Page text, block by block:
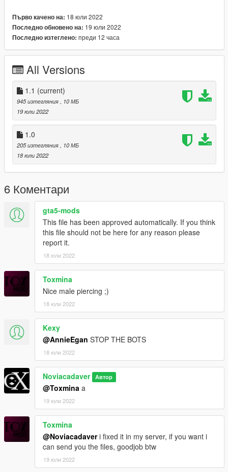
Първо качено на: 18 юли 2022
Последно обновено на: 19 юли 2022
Последно изтеглено: преди 12 часа
All Versions
1.1 (current)
945 изтегляния
, 10 МБ
19 юли 2022
1.0
205 изтегляния
, 10 МБ
18 юли 2022
6 Коментари
gta5-mods
This file has been approved automatically. If you think
this file should not be here for any reason please
report it.
18 юли 2022
Toxmina
Nice male piercing ;)
18 юли 2022
Kexy
@AnnieEgan STOP THE BOTS
18 юли 2022
Noviacadaver Автор
@Toxmina a
19 юли 2022
Toxmina
@Noviacadaveri fixed it in my server, if you want i
can send you the files, goodjob btw
19 юли 2022